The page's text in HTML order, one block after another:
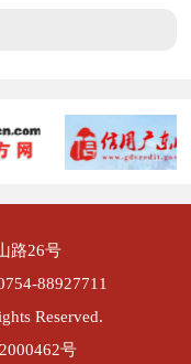
路26号
88927711
Reserved.
号